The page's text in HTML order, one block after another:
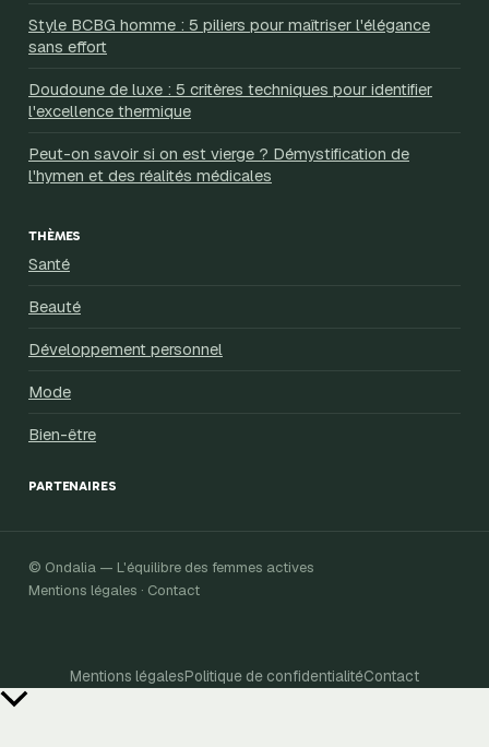
Style BCBG homme : 5 piliers pour maîtriser l'élégance
sans effort
Doudoune de luxe : 5 critères techniques pour identifier
l'excellence thermique
Peut-on savoir si on est vierge ? Démystification de
l'hymen et des réalités médicales
THÈMES
Santé
Beauté
Développement personnel
Mode
Bien-être
PARTENAIRES
© Ondalia — L'équilibre des femmes actives
Mentions légales · Contact
Mentions légalesPolitique de confidentialitéContact